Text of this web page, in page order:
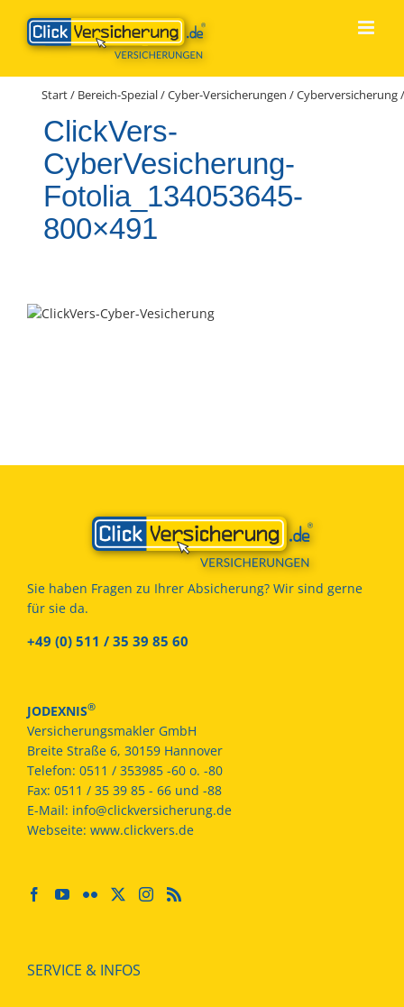
Inhalt
springen
Start/ Bereich-Spezial/Cyber-Versicherungen /Cyberversicherung
ClickVers-
CyberVesicherung-
Fotolia_134053645-
800×491
Sie haben Fragen zu Ihrer Absicherung? Wir sind gerne
für sie da.
+49 (0) 511 / 35 39 85 60
JODEXNIS®
Versicherungsmakler GmbH
Breite Straße 6, 30159 Hannover
Telefon: 0511 / 353985 -60 o. -80
Fax: 0511 / 35 39 85 - 66 und -88
E-Mail: info@clickversicherung.de
Webseite: www.clickvers.de
SERVICE & INFOS